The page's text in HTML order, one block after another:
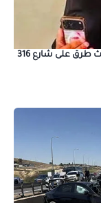
على شارع 316